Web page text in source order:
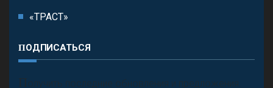
«ТРАСТ»
ПОДПИСАТЬСЯ
П олучить последние обновления и предложения.